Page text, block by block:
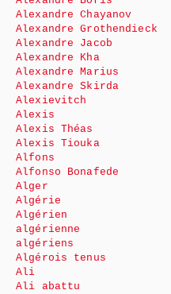
Alexandre Chayanov
Alexandre Grothendieck
Alexandre Jacob
Alexandre Kha
Alexandre Marius
Alexandre Skirda
Alexievitch
Alexis
Alexis Théas
Alexis Tiouka
Alfons
Alfonso Bonafede
Alger
Algérie
Algérien
algérienne
algériens
Algérois tenus
Ali
Ali abattu